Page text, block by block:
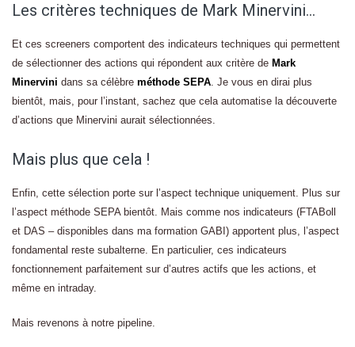
Les critères techniques de Mark Minervini…
Et ces screeners comportent des indicateurs techniques qui permettent
de sélectionner des actions qui répondent aux critère de Mark
Minervini dans sa célèbre méthode SEPA. Je vous en dirai plus
bientôt, mais, pour l’instant, sachez que cela automatise la découverte
d’actions que Minervini aurait sélectionnées.
Mais plus que cela !
Enfin, cette sélection porte sur l’aspect technique uniquement. Plus sur
l’aspect méthode SEPA bientôt. Mais comme nos indicateurs (FTABoll
et DAS – disponibles dans ma formation GABI) apportent plus, l’aspect
fondamental reste subalterne. En particulier, ces indicateurs
fonctionnement parfaitement sur d’autres actifs que les actions, et
même en intraday.
Mais revenons à notre pipeline.